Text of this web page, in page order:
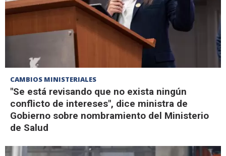
CAMBIOS MINISTERIALES
"Se está revisando que no exista ningún
conflicto de intereses", dice ministra de
Gobierno sobre nombramiento del Ministerio
de Salud